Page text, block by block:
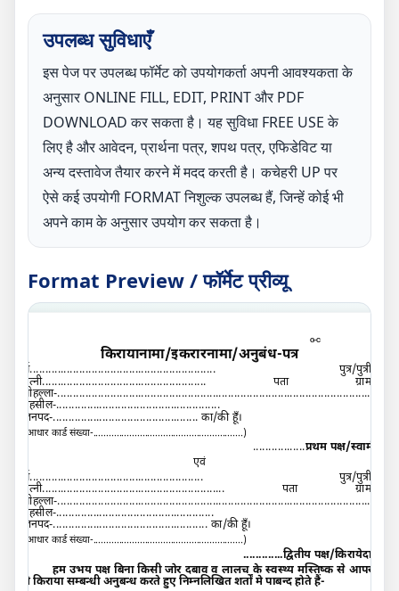
उपलब्ध सुविधाएँ
इस पेज पर उपलब्ध फॉर्मेट को उपयोगकर्ता अपनी आवश्यकता के
अनुसार ONLINE FILL, EDIT, PRINT और PDF
DOWNLOAD कर सकता है। यह सुविधा FREE USE के
लिए है और आवेदन, प्रार्थना पत्र, शपथ पत्र, एफिडेविट या
अन्य दस्तावेज तैयार करने में मदद करती है। कचेहरी UP पर
ऐसे कई उपयोगी FORMAT निशुल्क उपलब्ध हैं, जिन्हें कोई भी
अपने काम के अनुसार उपयोग कर सकता है।
Format Preview / फॉर्मेट प्रीव्यू
G-C
किरायानामा/इकरारनामा/अनुबंध-पत्र
मैं............................................................पुत्र/पुत्री
पत्नी..................................................... पता ग्राम/
मोहल्ला-
तहसील-.....................................................
जनपद-............................................... का/की हूँ।
(आधार कार्ड संख्या-..........................................................)
.................प्रथम पक्ष/स्वामी
एवं
मैं........................................................ पुत्र/पुत्री
पत्नी........................................................... पता ग्राम/
मोहल्ला-
तहसील-...................................................
जनपद-.................................................. का/की हूँ।
(आधार कार्ड संख्या-..........................................................)
.............द्वितीय पक्ष/किरायेदार
हम उभय पक्ष बिना किसी जोर दबाव व लालच के स्वस्थ्य मस्तिष्क से आपस
मे किराया सम्बन्धी अनुबन्ध करते हुए निम्नलिखित शर्तों मे पाबन्द होते हैं-